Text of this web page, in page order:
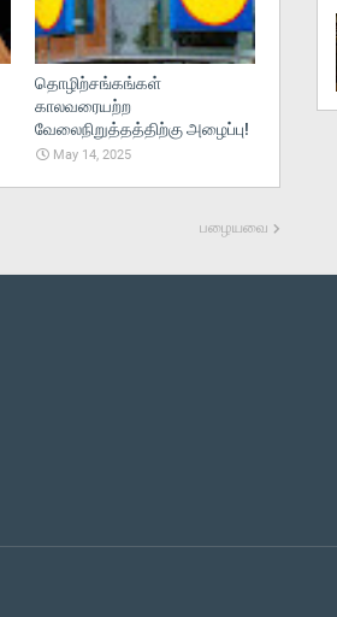
தொழிற்சங்கங்கள்
காலவரையற்ற
வேலைநிறுத்தத்திற்கு அழைப்பு!
May 14, 2025
பழையவை